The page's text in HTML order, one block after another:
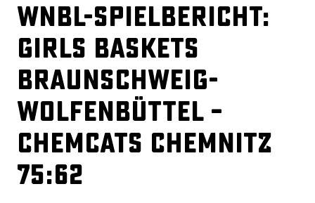
WNBL-Spielbericht:
Girls Baskets
Braunschweig-
Wolfenbüttel –
ChemCats Chemnitz
75:62